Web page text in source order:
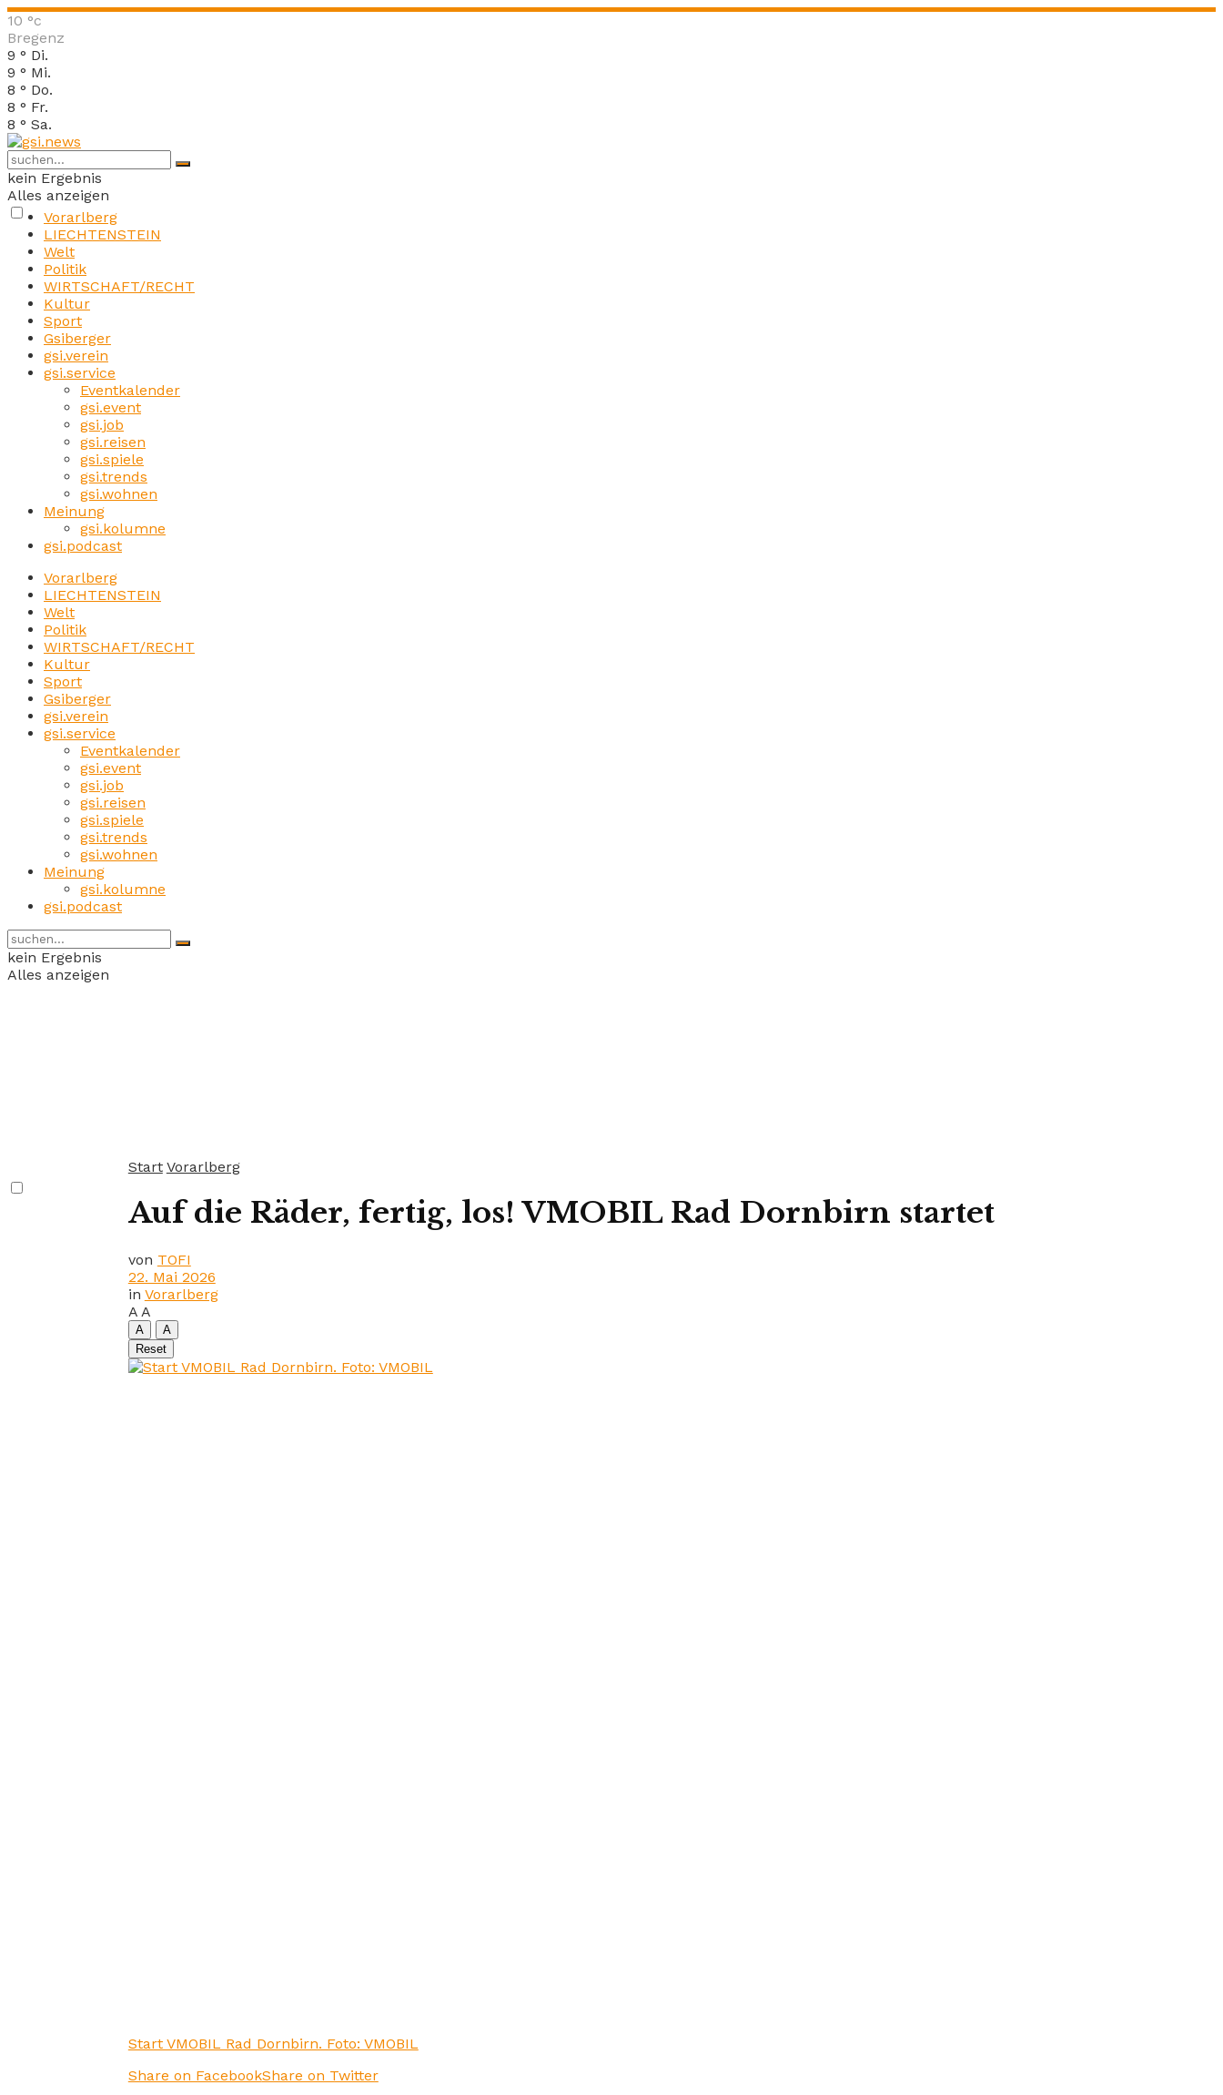
10 °c
Bregenz
9 ° Di.
9 ° Mi.
8 ° Do.
8 ° Fr.
8 ° Sa.
kein Ergebnis
Alles anzeigen
Vorarlberg
LIECHTENSTEIN
Welt
Politik
WIRTSCHAFT/RECHT
Kultur
Sport
Gsiberger
gsi.verein
gsi.service
Eventkalender
gsi.event
gsi.job
gsi.reisen
gsi.spiele
gsi.trends
gsi.wohnen
Meinung
gsi.kolumne
gsi.podcast
Vorarlberg
LIECHTENSTEIN
Welt
Politik
WIRTSCHAFT/RECHT
Kultur
Sport
Gsiberger
gsi.verein
gsi.service
Eventkalender
gsi.event
gsi.job
gsi.reisen
gsi.spiele
gsi.trends
gsi.wohnen
Meinung
gsi.kolumne
gsi.podcast
kein Ergebnis
Alles anzeigen
Start Vorarlberg
Auf die Räder, fertig, los! VMOBIL Rad Dornbirn startet
von TOFI
22. Mai 2026
in Vorarlberg
A A
A
A
Reset
Start VMOBIL Rad Dornbirn. Foto: VMOBIL
Share on FacebookShare on Twitter